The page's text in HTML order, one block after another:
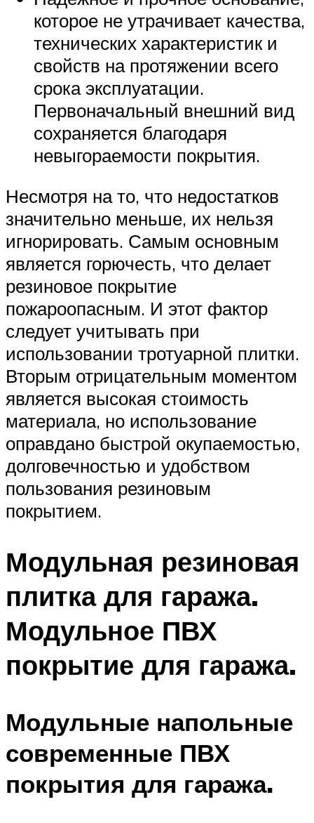
которое не утрачивает качества,
технических характеристик и
свойств на протяжении всего
срока эксплуатации.
Первоначальный внешний вид
сохраняется благодаря
невыгораемости покрытия.
Несмотря на то, что недостатков
значительно меньше, их нельзя
игнорировать. Самым основным
является горючесть, что делает
резиновое покрытие
пожароопасным. И этот фактор
следует учитывать при
использовании тротуарной плитки.
Вторым отрицательным моментом
является высокая стоимость
материала, но использование
оправдано быстрой окупаемостью,
долговечностью и удобством
пользования резиновым
покрытием.
Модульная резиновая
плитка для гаража.
Модульное ПВХ
покрытие для гаража.
Модульные напольные
современные ПВХ
покрытия для гаража.